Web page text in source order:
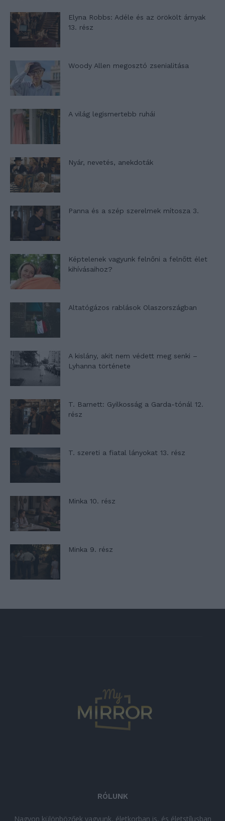
Elyna Robbs: Adéle és az örökölt árnyak
13. rész
Woody Allen megosztó zsenialitása
A világ legismertebb ruhái
Nyár, nevetés, anekdoták
Panna és a szép szerelmek mítosza 3.
Képtelenek vagyunk felnőni a felnőtt élet
kihívásaihoz?
Altatógázos rablások Olaszországban
A kislány, akit nem védett meg senki –
Lyhanna története
T. Barnett: Gyilkosság a Garda-tónál 12.
rész
T. szereti a fiatal lányokat 13. rész
Minka 10. rész
Minka 9. rész
RÓLUNK
Nagyon különbözőek vagyunk, életkorban is, és életstílusban